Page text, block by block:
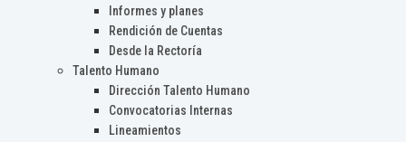
Informes y planes
Rendición de Cuentas
Desde la Rectoría
Talento Humano
Dirección Talento Humano
Convocatorias Internas
Lineamientos